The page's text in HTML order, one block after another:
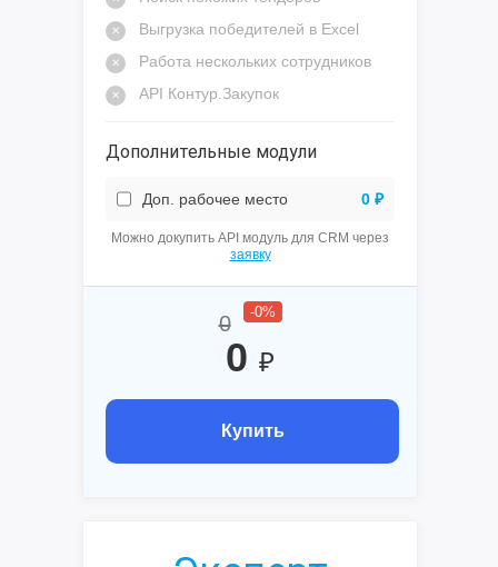
Выгрузка победителей в Excel
Работа нескольких сотрудников
API Контур.Закупок
Дополнительные модули
Доп. рабочее место 0 ₽
Можно докупить API модуль для CRM через
заявку
0 -0%
0 ₽
Купить